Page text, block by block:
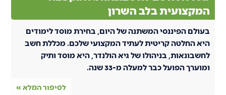
המקצועית בלב השרון
בעולם הפיננסי המשתנה של היום, בחירת מוסד לימודים
היא החלטה קריטית לעתיד המקצועי שלכם. מכללת חשב
לחשבונאות, בניהולו של גיא הולנדר, היא מוסד ותיק
ומוערך הפועל כבר למעלה מ-33 שנה.
לסיפור המלא »